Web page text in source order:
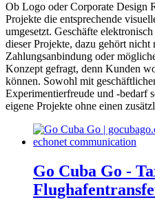
Ob Logo oder Corporate Design
Projekte die entsprechende
umgesetzt. Geschäfte
dieser Projekte, dazu gehört nicht
Zahlungsanbindung oder
Konzept gefragt, denn Kunden
können. Sowohl mit
Experimentierfreude und -bedarf
eigene Projekte ohne einen
Go Cuba Go -